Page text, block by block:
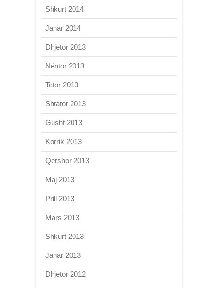
Shkurt 2014
Janar 2014
Dhjetor 2013
Nëntor 2013
Tetor 2013
Shtator 2013
Gusht 2013
Korrik 2013
Qershor 2013
Maj 2013
Prill 2013
Mars 2013
Shkurt 2013
Janar 2013
Dhjetor 2012